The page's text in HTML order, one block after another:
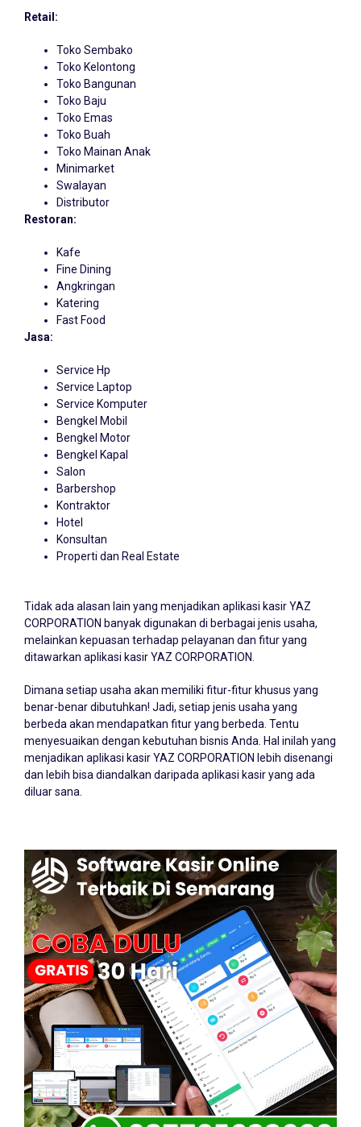
Retail:
Toko Sembako
Toko Kelontong
Toko Bangunan
Toko Baju
Toko Emas
Toko Buah
Toko Mainan Anak
Minimarket
Swalayan
Distributor
Restoran:
Kafe
Fine Dining
Angkringan
Katering
Fast Food
Jasa:
Service Hp
Service Laptop
Service Komputer
Bengkel Mobil
Bengkel Motor
Bengkel Kapal
Salon
Barbershop
Kontraktor
Hotel
Konsultan
Properti dan Real Estate
Tidak ada alasan lain yang menjadikan aplikasi kasir YAZ
CORPORATION banyak digunakan di berbagai jenis usaha,
melainkan kepuasan terhadap pelayanan dan fitur yang
ditawarkan aplikasi kasir YAZ CORPORATION.
Dimana setiap usaha akan memiliki fitur-fitur khusus yang
benar-benar dibutuhkan! Jadi, setiap jenis usaha yang
berbeda akan mendapatkan fitur yang berbeda. Tentu
menyesuaikan dengan kebutuhan bisnis Anda. Hal inilah yang
menjadikan aplikasi kasir YAZ CORPORATION lebih disenangi
dan lebih bisa diandalkan daripada aplikasi kasir yang ada
diluar sana.